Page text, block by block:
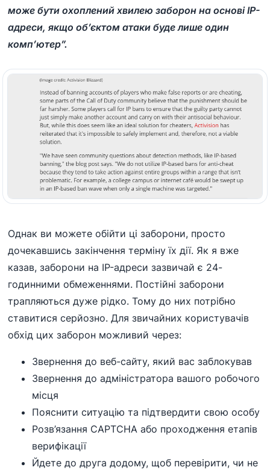
може бути охоплений хвилею заборон на основі IP-
адреси, якщо об’єктом атаки буде лише один
комп’ютер”.
Однак ви можете обійти ці заборони, просто
дочекавшись закінчення терміну їх дії. Як я вже
казав, заборони на IP-адреси зазвичай є 24-
годинними обмеженнями. Постійні заборони
трапляються дуже рідко. Тому до них потрібно
ставитися серйозно. Для звичайних користувачів
обхід цих заборон можливий через:
Звернення до веб-сайту, який вас заблокував
Звернення до адміністратора вашого робочого
місця
Пояснити ситуацію та підтвердити свою особу
Розв’язання CAPTCHA або проходження етапів
верифікації
Йдете до друга додому, щоб перевірити, чи не